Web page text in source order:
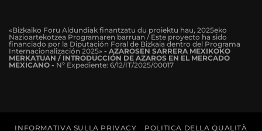
«Bizkaiko Foru Aldundiak finantzatu du proiektu hau, 2025eko
Nazioartekotzea Programaren barruan / Este proyecto ha sido
financiado por la Diputación Foral de Bizkaia dentro del Programa
Internacionalización 2025» - AZAROSEN SARRERA MEXIKOKO
MERKATUAN / INTRODUCCIÓN DE AZAROS EN EL MERCADO
MEXICANO - Nº Expediente: 6/12/IT/2025/00017
INFORMATIVA SULLA PRIVACY POLITICA DELLA QUALITÀ